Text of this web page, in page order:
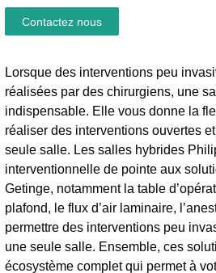
Lorsque des interventions peu
réalisées par des chirurgiens, une
indispensable. Elle vous donne la
réaliser des interventions ouvertes
seule salle. Les salles hybrides
interventionnelle de pointe aux
Getinge, notamment la table
plafond, le flux d’air laminaire,
permettre des interventions peu
une seule salle. Ensemble, ces
écosystème complet qui permet à
Contactez nous